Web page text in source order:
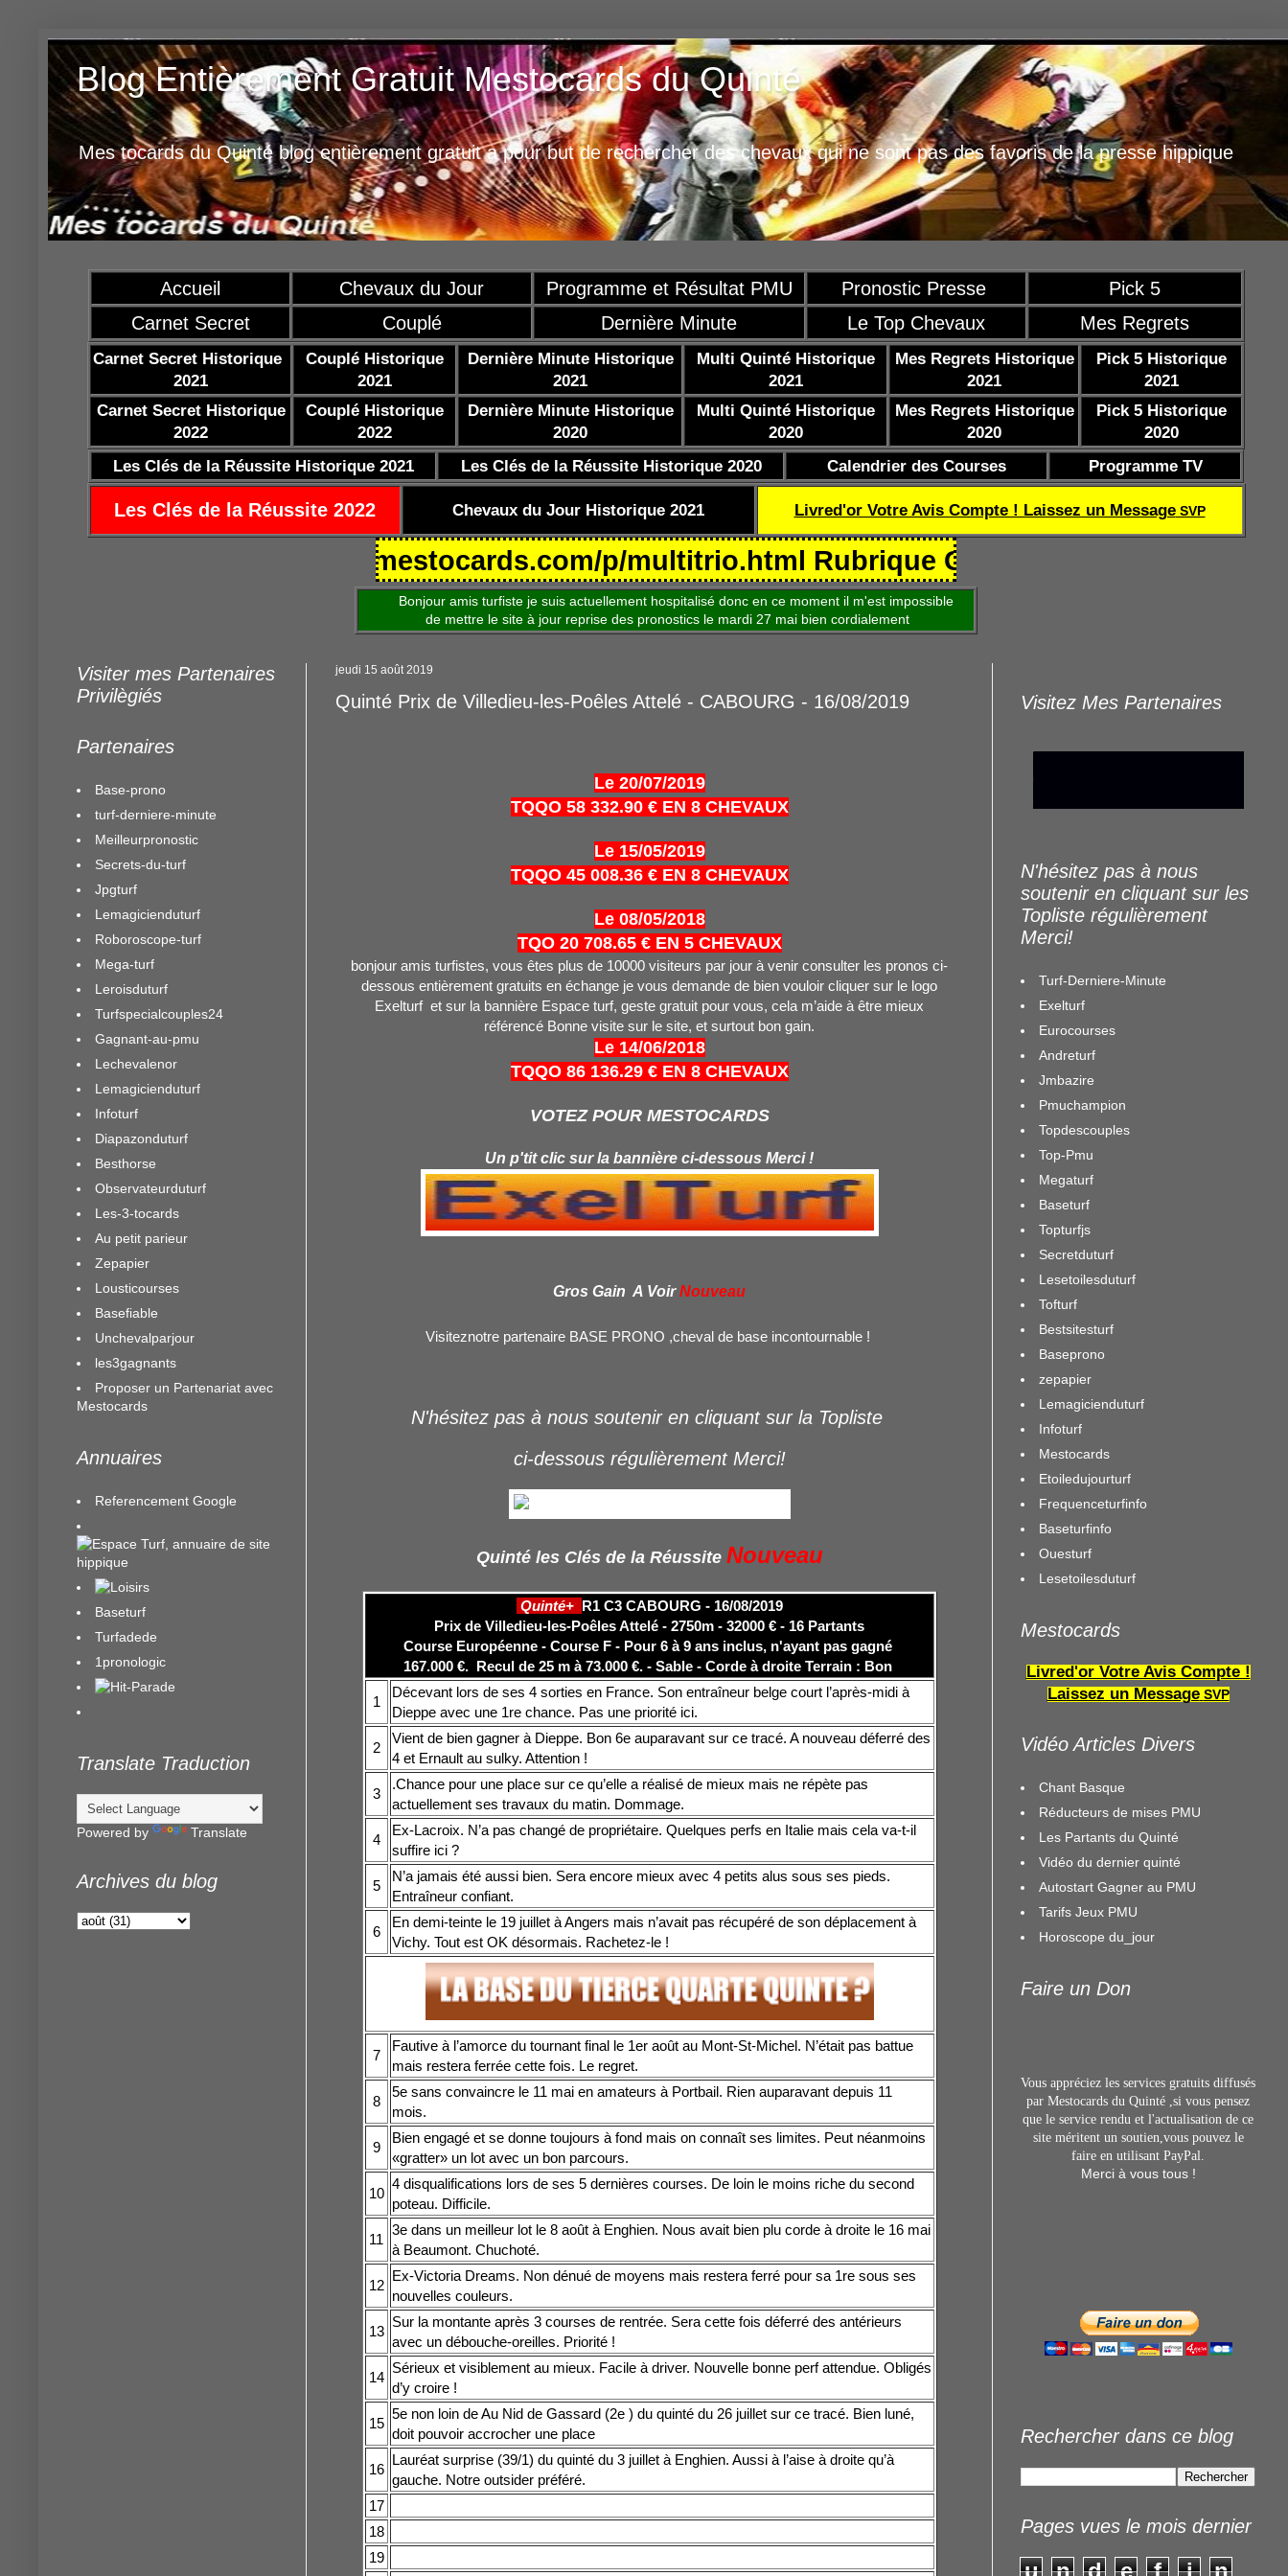
Blog Entièrement Gratuit Mestocards du Quinté
Mes tocards du Quinté blog entièrement gratuit a pour but de rechercher des chevaux qui ne sont pas des favoris de la presse hippique
Accueil Chevaux du Jour Programme et Résultat PMU Pronostic Presse
Pick 5
Carnet Secret
Couplé Dernière Minute Le Top Chevaux Mes Regrets
Carnet Secret Historique
2021
Couplé Historique
2021
Dernière Minute Historique
2021
Multi Quinté Historique
2021
Mes Regrets Historique
2021
Pick 5 Historique
2021
Carnet Secret Historique
2022
Couplé Historique
2022
Dernière Minute Historique
2020
Multi Quinté Historique
2020
Mes Regrets Historique
2020
Pick 5 Historique
2020
Les Clés de la Réussite Historique 2021
Les Clés de la Réussite Historique 2020 Calendrier des Courses Programme TV
Les Clés de la Réussite 2022 Chevaux du Jour Historique 2021 Livred'or Votre Avis Compte ! Laissez un MessageSVP
10/2021 https://www.mestocards.com/p/multitrio.html Rubrique Coef de réussite TQOQD 24
Bonjour amis turfiste je suis actuellement hospitalisé donc en ce moment il m'est impossible
de mettre le site à jour reprise des pronostics le mardi 27 mai bien cordialement
jeudi 15 août 2019
Quinté Prix de Villedieu-les-Poêles Attelé - CABOURG - 16/08/2019
Le 20/07/2019
TQQO 58 332.90 € EN 8 CHEVAUX
Le 15/05/2019
TQQO 45 008.36 € EN 8 CHEVAUX
Le 08/05/2018
TQO 20 708.65 € EN 5 CHEVAUX
bonjour amis turfistes, vous êtes plus de 10000 visiteurs par jour à venir consulter les pronos ci-
dessous entièrement gratuits en échange je vous demande de bien vouloir cliquer sur le logo
Exelturf et sur la bannière Espace turf, geste gratuit pour vous, cela m’aide à être mieux
référencé Bonne visite sur le site, et surtout bon gain.
Le 14/06/2018
TQQO 86 136.29 € EN 8 CHEVAUX
VOTEZ POUR MESTOCARDS
Un p'tit clic sur la bannière ci-dessous Merci !
Gros Gain A Voir Nouveau
Visiteznotre partenaire BASE PRONO ,cheval de base incontournable !
N'hésitez pas à nous soutenir en cliquant sur la Topliste
ci-dessous régulièrement Merci!
Quinté les Clés de la Réussite Nouveau
Quinté+ R1 C3 CABOURG - 16/08/2019
Prix de Villedieu-les-Poêles Attelé - 2750m - 32000 € - 16 Partants
Course Européenne - Course F - Pour 6 à 9 ans inclus, n'ayant pas gagné
167.000 €. Recul de 25 m à 73.000 €. - Sable - Corde à droite Terrain : Bon
1
Décevant lors de ses 4 sorties en France. Son entraîneur belge court l’après-midi à
Dieppe avec une 1re chance. Pas une priorité ici.
2
Vient de bien gagner à Dieppe. Bon 6e auparavant sur ce tracé. A nouveau déferré des
4 et Ernault au sulky. Attention !
3
.Chance pour une place sur ce qu’elle a réalisé de mieux mais ne répète pas
actuellement ses travaux du matin. Dommage.
4
Ex-Lacroix. N’a pas changé de propriétaire. Quelques perfs en Italie mais cela va-t-il
suffire ici ?
5
N’a jamais été aussi bien. Sera encore mieux avec 4 petits alus sous ses pieds.
Entraîneur confiant.
6
En demi-teinte le 19 juillet à Angers mais n’avait pas récupéré de son déplacement à
Vichy. Tout est OK désormais. Rachetez-le !
7
Fautive à l’amorce du tournant final le 1er août au Mont-St-Michel. N’était pas battue
mais restera ferrée cette fois. Le regret.
8
5e sans convaincre le 11 mai en amateurs à Portbail. Rien auparavant depuis 11
mois.
9
Bien engagé et se donne toujours à fond mais on connaît ses limites. Peut néanmoins
«gratter» un lot avec un bon parcours.
10
4 disqualifications lors de ses 5 dernières courses. De loin le moins riche du second
poteau. Difficile.
11
3e dans un meilleur lot le 8 août à Enghien. Nous avait bien plu corde à droite le 16 mai
à Beaumont. Chuchoté.
12
Ex-Victoria Dreams. Non dénué de moyens mais restera ferré pour sa 1re sous ses
nouvelles couleurs.
13
Sur la montante après 3 courses de rentrée. Sera cette fois déferré des antérieurs
avec un débouche-oreilles. Priorité !
14
Sérieux et visiblement au mieux. Facile à driver. Nouvelle bonne perf attendue. Obligés
d’y croire !
15
5e non loin de Au Nid de Gassard (2e ) du quinté du 26 juillet sur ce tracé. Bien luné,
doit pouvoir accrocher une place
16
Lauréat surprise (39/1) du quinté du 3 juillet à Enghien. Aussi à l’aise à droite qu’à
gauche. Notre outsider préféré.
17
18
19
Visiter mes Partenaires
Privilègiés
Partenaires
Base-prono
turf-derniere-minute
Meilleurpronostic
Secrets-du-turf
Jpgturf
Lemagicienduturf
Roboroscope-turf
Mega-turf
Leroisduturf
Turfspecialcouples24
Gagnant-au-pmu
Lechevalenor
Lemagicienduturf
Infoturf
Diapazonduturf
Besthorse
Observateurduturf
Les-3-tocards
Au petit parieur
Zepapier
Lousticourses
Basefiable
Unchevalparjour
les3gagnants
Proposer un Partenariat avec
Mestocards
Annuaires
Referencement Google
Baseturf
Turfadede
1pronologic
Translate Traduction
Powered by Translate
Archives du blog
Visitez Mes Partenaires
N'hésitez pas à nous
soutenir en cliquant sur les
Topliste régulièrement
Merci!
Turf-Derniere-Minute
Exelturf
Eurocourses
Andreturf
Jmbazire
Pmuchampion
Topdescouples
Top-Pmu
Megaturf
Baseturf
Topturfjs
Secretduturf
Lesetoilesduturf
Tofturf
Bestsitesturf
Baseprono
zepapier
Lemagicienduturf
Infoturf
Mestocards
Etoiledujourturf
Frequenceturfinfo
Baseturfinfo
Ouesturf
Lesetoilesduturf
Mestocards
Livred'or Votre Avis Compte !
Laissez un Message SVP
Vidéo Articles Divers
Chant Basque
Réducteurs de mises PMU
Les Partants du Quinté
Vidéo du dernier quinté
Autostart Gagner au PMU
Tarifs Jeux PMU
Horoscope du_jour
Faire un Don
Vous appréciez les services gratuits diffusés
par Mestocards du Quinté ,si vous pensez
que le service rendu et l'actualisation de ce
site méritent un soutien,vous pouvez le
faire en utilisant PayPal.
Merci à vous tous !
Rechercher dans ce blog
Pages vues le mois dernier
u n d e f i n